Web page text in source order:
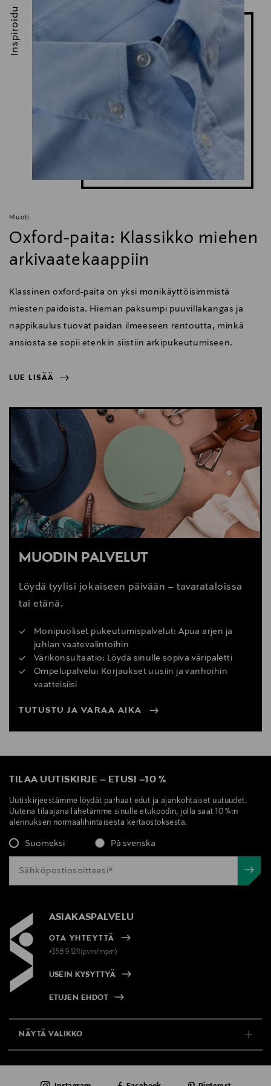
Muoti
Oxford-paita: Klassikko miehen
arkivaatekaappiin
Klassinen oxford-paita on yksi monikäyttöisimmistä
miesten paidoista. Hieman paksumpi puuvillakangas ja
nappikaulus tuovat paidan ilmeeseen rentoutta, minkä
ansiosta se sopii etenkin siistiin arkipukeutumiseen.
LUE LISÄÄ
Inspiroidu
LUE LISÄÄ
MUODIN PALVELUT
Löydä tyylisi jokaiseen päivään – tavarataloissa
tai etänä.
Monipuoliset pukeutumispalvelut: Apua arjen ja
juhlan vaatevalintoihin
Värikonsultaatio: Löydä sinulle sopiva väripaletti
Ompelupalvelu: Korjaukset uusiin ja vanhoihin
vaatteisiisi
TUTUSTU JA VARAA AIKA
TILAA UUTISKIRJE – ETUSI –10 %
Uutiskirjeestämme löydät parhaat edut ja ajankohtaiset uutuudet.
Uutena tilaajana lähetämme sinulle etukoodin, jolla saat 10 %:n
alennuksen normaalihintaisesta kertaostoksesta.
Suomeksi På svenska
ASIAKASPALVELU
OTA YHTEYTTÄ
+358 9 1211(pvm/mpm)
USEIN KYSYTTYÄ
ETUJEN EHDOT
NÄYTÄ VALIKKO